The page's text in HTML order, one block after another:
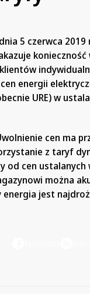
5 czerwca 2019
konieczność
energii
URE) w
cen ma
z taryf
od cen ustalanych
można
energia jest